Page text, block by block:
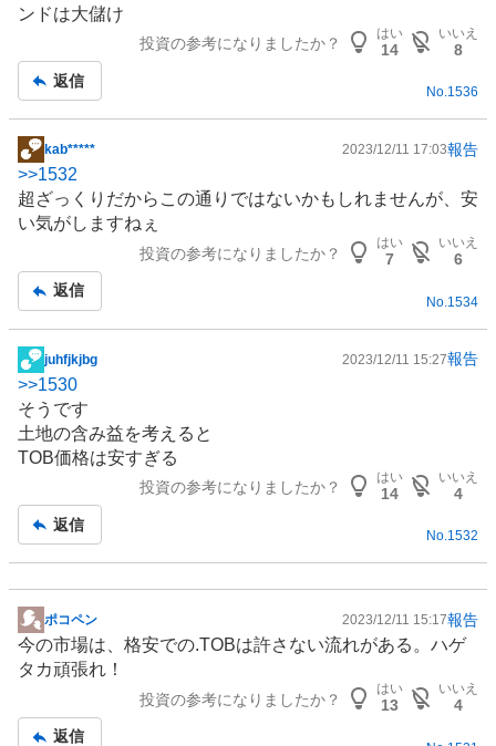
ンドは大儲け
投資の参考になりましたか？
はい
14
いいえ
8
返信
No.1536
掲
示
板
記
kab***** 2023/12/11 17:03報告
>>1532
超ざっくりだからこの通りではないかもしれませんが、安
い気がしますねぇ
投資の参考になりましたか？
はい
7
いいえ
6
返信
No.1534
掲
示
板
記
事
juhfjkjbg 2023/12/11 15:27報告
>>1530
そうです
土地の含み益を考えると
TOB価格は安すぎる
投資の参考になりましたか？
はい
14
いいえ
4
返信
No.1532
掲
示
板
ポコペン 2023/12/11 15:17報告
今の市場は、格安での.TOBは許さない流れがある。ハゲ
タカ頑張れ！
投資の参考になりましたか？
はい
13
いいえ
4
返信